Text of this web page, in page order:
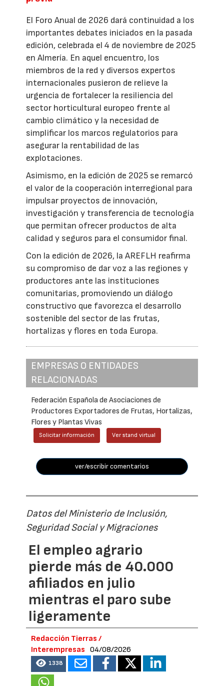
El Foro Anual de 2026 dará continuidad a los
importantes debates iniciados en la pasada
edición, celebrada el 4 de noviembre de 2025
en Almería. En aquel encuentro, los
miembros de la red y diversos expertos
internacionales pusieron de relieve la
urgencia de fortalecer la resiliencia del
sector horticultural europeo frente al
cambio climático y la necesidad de
simplificar los marcos regulatorios para
asegurar la rentabilidad de las
explotaciones.
Asimismo, en la edición de 2025 se remarcó
el valor de la cooperación interregional para
impulsar proyectos de innovación,
investigación y transferencia de tecnología
que permitan ofrecer productos de alta
calidad y seguros para el consumidor final.
Con la edición de 2026, la AREFLH reafirma
su compromiso de dar voz a las regiones y
productores ante las instituciones
comunitarias, promoviendo un diálogo
constructivo que favorezca el desarrollo
sostenible del sector de las frutas,
hortalizas y flores en toda Europa.
EMPRESAS O ENTIDADES
RELACIONADAS
Federación Española de Asociaciones de
Productores Exportadores de Frutas, Hortalizas,
Flores y Plantas Vivas
Solicitar información Ver stand virtual
ver/escribir comentarios
Datos del Ministerio de Inclusión,
Seguridad Social y Migraciones
El empleo agrario
pierde más de 40.000
afiliados en julio
mientras el paro sube
ligeramente
Redacción Tierras /
Interempresas
04/08/2026
1338